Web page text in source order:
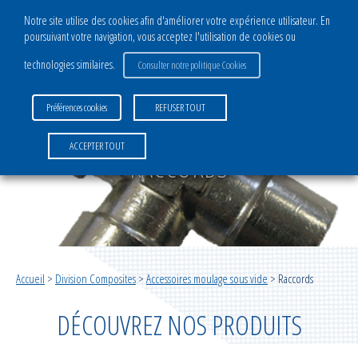
DIVISION COMPOSITES
RACCORDS
Accueil > Division Composites > Accessoires moulage sous vide > Raccords
DÉCOUVREZ NOS PRODUITS
CATALOGUE
Films de mise sous vide
Complexes infusion sous vide
Filets infusion
Accessoires infusion
Complexes moulage sous vide
Accessoires moulage sous vide
Notre site utilise des cookies afin d'améliorer votre expérience utilisateur. En
poursuivant votre navigation, vous acceptez l'utilisation de cookies ou
technologies similaires.
Consulter notre politique Cookies
Préférences cookies REFUSER TOUT
ACCEPTER TOUT